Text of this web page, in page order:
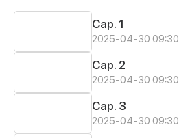
Cap. 1
2025-04-30 09:30
Cap. 2
2025-04-30 09:30
Cap. 3
2025-04-30 09:30